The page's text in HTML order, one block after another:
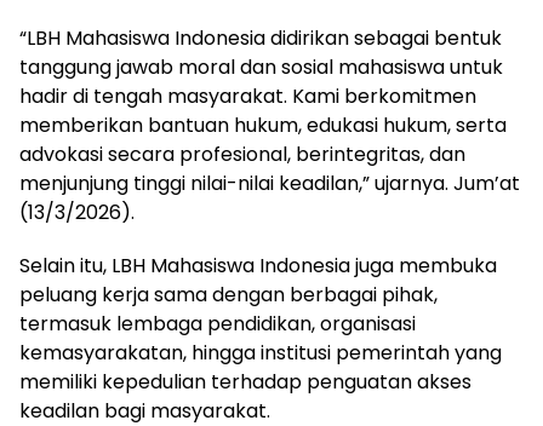
“LBH Mahasiswa Indonesia didirikan sebagai bentuk
tanggung jawab moral dan sosial mahasiswa untuk
hadir di tengah masyarakat. Kami berkomitmen
memberikan bantuan hukum, edukasi hukum, serta
advokasi secara profesional, berintegritas, dan
menjunjung tinggi nilai-nilai keadilan,” ujarnya. Jum’at
(13/3/2026).
Selain itu, LBH Mahasiswa Indonesia juga membuka
peluang kerja sama dengan berbagai pihak,
termasuk lembaga pendidikan, organisasi
kemasyarakatan, hingga institusi pemerintah yang
memiliki kepedulian terhadap penguatan akses
keadilan bagi masyarakat.